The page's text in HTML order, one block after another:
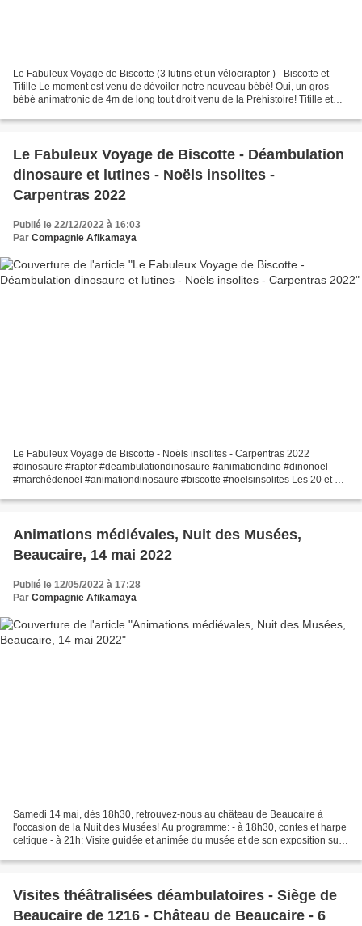
Le Fabuleux Voyage de Biscotte (3 lutins et un vélociraptor ) - Biscotte et
Titille Le moment est venu de dévoiler notre nouveau bébé! Oui, un gros
bébé animatronic de 4m de long tout droit venu de la Préhistoire! Titille et
Le Fabuleux Voyage de Biscotte - Déambulation
dinosaure et lutines - Noëls insolites -
Carpentras 2022
Publié le 22/12/2022 à 16:03
Par Compagnie Afikamaya
Le Fabuleux Voyage de Biscotte - Noëls insolites - Carpentras 2022
#dinosaure #raptor #deambulationdinosaure #animationdino #dinonoel
#marchédenoël #animationdinosaure #biscotte #noelsinsolites Les 20 et 21
Animations médiévales, Nuit des Musées,
Beaucaire, 14 mai 2022
Publié le 12/05/2022 à 17:28
Par Compagnie Afikamaya
Samedi 14 mai, dès 18h30, retrouvez-nous au château de Beaucaire à
l'occasion de la Nuit des Musées! Au programme: - à 18h30, contes et harpe
celtique - à 21h: Visite guidée et animée du musée et de son exposition sur
Visites théâtralisées déambulatoires - Siège de
Beaucaire de 1216 - Château de Beaucaire - 6